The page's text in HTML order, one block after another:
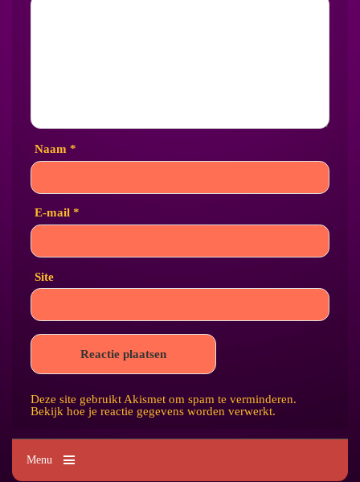
Naam *
E-mail *
Site
Deze site gebruikt Akismet om spam te verminderen.
Bekijk hoe je reactie gegevens worden verwerkt.
Menu